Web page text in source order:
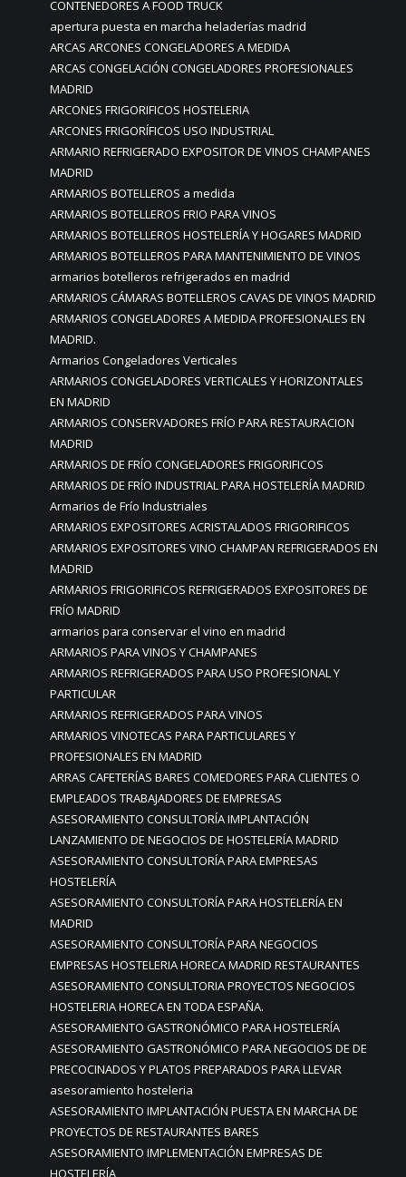
CONTENEDORES A FOOD TRUCK
apertura puesta en marcha heladerías madrid
ARCAS ARCONES CONGELADORES A MEDIDA
ARCAS CONGELACIÓN CONGELADORES PROFESIONALES
MADRID
ARCONES FRIGORIFICOS HOSTELERIA
ARCONES FRIGORÍFICOS USO INDUSTRIAL
ARMARIO REFRIGERADO EXPOSITOR DE VINOS CHAMPANES
MADRID
ARMARIOS BOTELLEROS a medida
ARMARIOS BOTELLEROS FRIO PARA VINOS
ARMARIOS BOTELLEROS HOSTELERÍA Y HOGARES MADRID
ARMARIOS BOTELLEROS PARA MANTENIMIENTO DE VINOS
armarios botelleros refrigerados en madrid
ARMARIOS CÁMARAS BOTELLEROS CAVAS DE VINOS MADRID
ARMARIOS CONGELADORES A MEDIDA PROFESIONALES EN
MADRID.
Armarios Congeladores Verticales
ARMARIOS CONGELADORES VERTICALES Y HORIZONTALES
EN MADRID
ARMARIOS CONSERVADORES FRÍO PARA RESTAURACION
MADRID
ARMARIOS DE FRÍO CONGELADORES FRIGORIFICOS
ARMARIOS DE FRÍO INDUSTRIAL PARA HOSTELERÍA MADRID
Armarios de Frío Industriales
ARMARIOS EXPOSITORES ACRISTALADOS FRIGORIFICOS
ARMARIOS EXPOSITORES VINO CHAMPAN REFRIGERADOS EN
MADRID
ARMARIOS FRIGORIFICOS REFRIGERADOS EXPOSITORES DE
FRÍO MADRID
armarios para conservar el vino en madrid
ARMARIOS PARA VINOS Y CHAMPANES
ARMARIOS REFRIGERADOS PARA USO PROFESIONAL Y
PARTICULAR
ARMARIOS REFRIGERADOS PARA VINOS
ARMARIOS VINOTECAS PARA PARTICULARES Y
PROFESIONALES EN MADRID
ARRAS CAFETERÍAS BARES COMEDORES PARA CLIENTES O
EMPLEADOS TRABAJADORES DE EMPRESAS
ASESORAMIENTO CONSULTORÍA IMPLANTACIÓN
LANZAMIENTO DE NEGOCIOS DE HOSTELERÍA MADRID
ASESORAMIENTO CONSULTORÍA PARA EMPRESAS
HOSTELERÍA
ASESORAMIENTO CONSULTORÍA PARA HOSTELERÍA EN
MADRID
ASESORAMIENTO CONSULTORÍA PARA NEGOCIOS
EMPRESAS HOSTELERIA HORECA MADRID RESTAURANTES
ASESORAMIENTO CONSULTORIA PROYECTOS NEGOCIOS
HOSTELERIA HORECA EN TODA ESPAÑA.
ASESORAMIENTO GASTRONÓMICO PARA HOSTELERÍA
ASESORAMIENTO GASTRONÓMICO PARA NEGOCIOS DE DE
PRECOCINADOS Y PLATOS PREPARADOS PARA LLEVAR
asesoramiento hosteleria
ASESORAMIENTO IMPLANTACIÓN PUESTA EN MARCHA DE
PROYECTOS DE RESTAURANTES BARES
ASESORAMIENTO IMPLEMENTACIÓN EMPRESAS DE
HOSTELERÍA